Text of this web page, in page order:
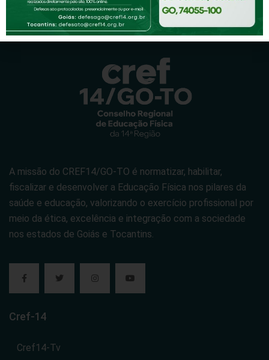
A missão do CREF14/GO-TO é normatizar, habilitar,
fiscalizar e desenvolver a Educação Física nos pilares da
saúde e educação, valorizando o exercício profissional por
meio da ética, excelência e integração com a sociedade
nos estados de Goiás e Tocantins.
Cref-14
Cref14-Tv